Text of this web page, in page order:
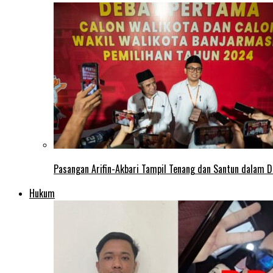
Pasangan Arifin-Akbari Tampil Tenang dan Santun dalam
Hukum